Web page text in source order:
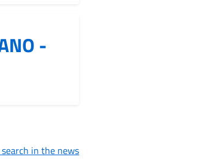
-
in the news